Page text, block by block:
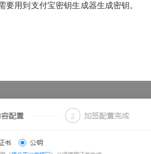
要用到支付宝密钥生成器生成密钥。